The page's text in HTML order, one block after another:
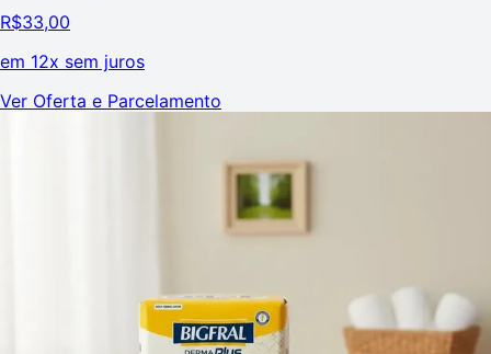
R$33,00
em 12x sem juros
Ver Oferta e Parcelamento